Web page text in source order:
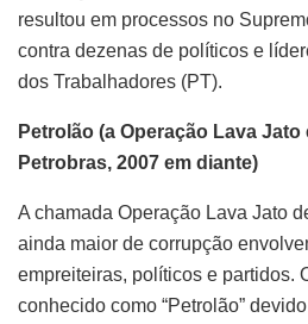
resultou em processos no
contra dezenas de políticos e
dos Trabalhadores (PT).
Petrolão (a Operação Lava
Petrobras, 2007 em diante)
A chamada Operação Lava Jato
ainda maior de corrupção
empreiteiras, políticos e partidos.
conhecido como “Petrolão”